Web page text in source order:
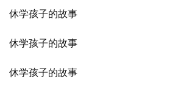
休学孩子的故事
休学孩子的故事
休学孩子的故事